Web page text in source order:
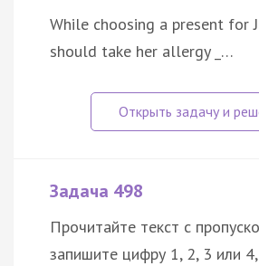
While choosing a present for
should take her allergy _…
Задача 498
Прочитайте текст с
запишите цифру 1, 2, 3 или 4,